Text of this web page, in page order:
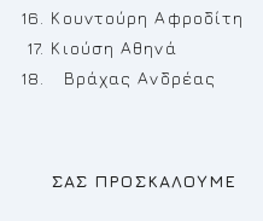
Κουντούρη Αφροδίτη
Κιούση Αθηνά
Βράχας Ανδρέας
ΣΑΣ ΠΡΟΣΚΑΛΟΥΜΕ